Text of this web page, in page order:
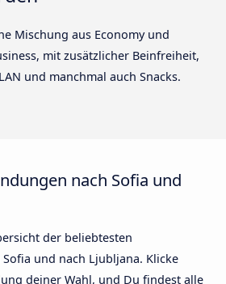
Mischung aus Economy und
mit zusätzlicher Beinfreiheit,
und manchmal auch Snacks.
nach Sofia und
der beliebtesten
und nach Ljubljana. Klicke
deiner Wahl, und Du findest alle